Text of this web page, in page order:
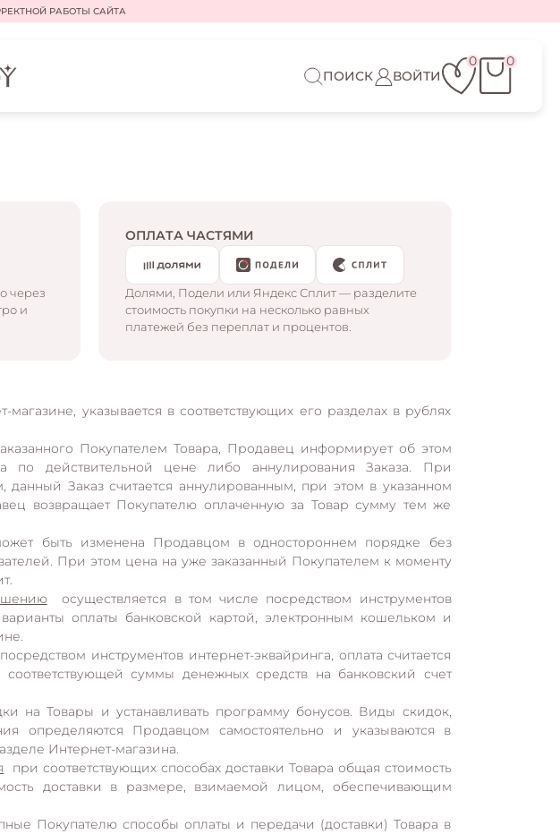
РАБОТЫ САЙТА
ПОИСК ВОЙТИ
0
0
через
и
ОПЛАТА ЧАСТЯМИ
Долями, Подели или Яндекс Сплит — разделите
стоимость покупки на несколько равных
платежей без переплат и процентов.
указывается в соответствующих его разделах в рублях
Покупателем Товара, Продавец информирует об этом
по действительной цене либо аннулирования Заказа. При
данный Заказ считается аннулированным, при этом в указанном
возвращает Покупателю оплаченную за Товар сумму тем же
быть изменена Продавцом в одностороннем порядке без
При этом цена на уже заказанный Покупателем к моменту
осуществляется в том числе посредством инструментов
варианты оплаты банковской картой, электронным кошельком и
инструментов интернет-эквайринга, оплата считается
суммы денежных средств на банковский счет
на Товары и устанавливать программу бонусов. Виды скидок,
определяются Продавцом самостоятельно и указываются в
Интернет-магазина.
при соответствующих способах доставки Товара общая стоимость
доставки в размере, взимаемой лицом, обеспечивающим
Покупателю способы оплаты и передачи (доставки) Товара в